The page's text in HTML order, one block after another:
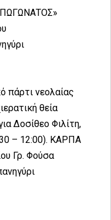
ΠΩΓΩΝΑΤΟΣ»
πάρτι νεολαίας
θεία
Δοσίθεο Φιλίτη,
– 12:00). ΚΑΡΠΑ
Γρ. Φούσα